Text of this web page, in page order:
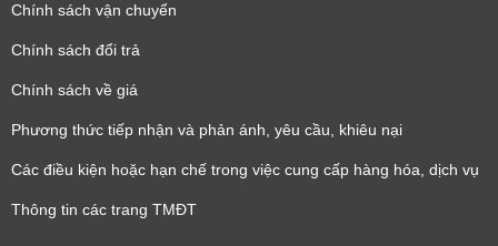
Chính sách vận chuyển
Chính sách đổi trả
Chính sách về giá
Phương thức tiếp nhận và phản ánh, yêu cầu, khiêu nại
Các điều kiện hoặc hạn chế trong việc cung cấp hàng hóa, dịch vụ
Thông tin các trang TMĐT